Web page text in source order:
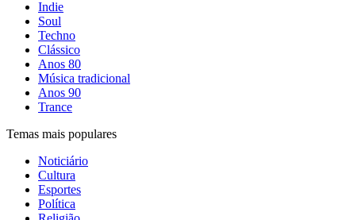
Indie
Soul
Techno
Clássico
Anos 80
Música tradicional
Anos 90
Trance
Temas mais populares
Noticiário
Cultura
Esportes
Política